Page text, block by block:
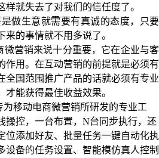
样就失去了对我们的信任度了。
做生意就需要有真诚的态度，只要
的事情就不用多说了。
微营销来说十分重要，它在企业与客
作用。在互动营销的前提就是必须有
全国范围推广产品的话就必须有专业
能获得最佳收益效果。
移动电商微营销所研发的专业工
操控，一台布置，N台同步执行，还
位添加好友、批量任务一键自动化执
设备的任务设置、智能模仿真人控制